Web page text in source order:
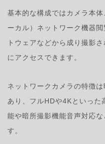
基本的な構成ではカメラ本
ーカル）ネットワーク機器
トウェアなどから成り撮影
にアクセスできます。
ネットワークカメラの特徴
あり、フルHDや4Kといった
能や暗所撮影機能音声対応
す。